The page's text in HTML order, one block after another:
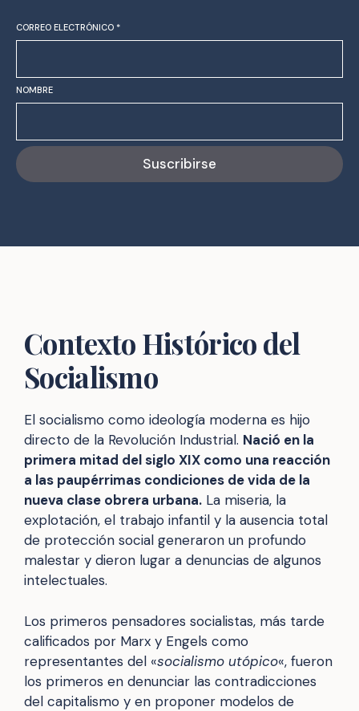
CORREO ELECTRÓNICO *
NOMBRE
Suscribirse
Contexto Histórico del
Socialismo
El socialismo como ideología moderna es hijo
directo de la Revolución Industrial. Nació en la
primera mitad del siglo XIX como una reacción
a las paupérrimas condiciones de vida de la
nueva clase obrera urbana. La miseria, la
explotación, el trabajo infantil y la ausencia total
de protección social generaron un profundo
malestar y dieron lugar a denuncias de algunos
intelectuales.
Los primeros pensadores socialistas, más tarde
calificados por Marx y Engels como
representantes del «socialismo utópico«, fueron
los primeros en denunciar las contradicciones
del capitalismo y en proponer modelos de